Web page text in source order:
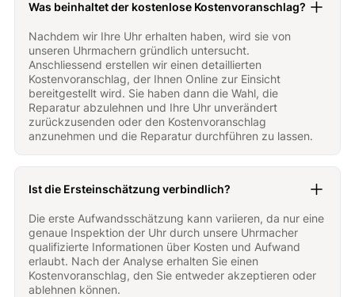
Was beinhaltet der kostenlose Kostenvoranschlag?
Nachdem wir Ihre Uhr erhalten haben, wird sie von
unseren Uhrmachern gründlich untersucht.
Anschliessend erstellen wir einen detaillierten
Kostenvoranschlag, der Ihnen Online zur Einsicht
bereitgestellt wird. Sie haben dann die Wahl, die
Reparatur abzulehnen und Ihre Uhr unverändert
zurückzusenden oder den Kostenvoranschlag
anzunehmen und die Reparatur durchführen zu lassen.
Ist die Ersteinschätzung verbindlich?
Die erste Aufwandsschätzung kann variieren, da nur eine
genaue Inspektion der Uhr durch unsere Uhrmacher
qualifizierte Informationen über Kosten und Aufwand
erlaubt. Nach der Analyse erhalten Sie einen
Kostenvoranschlag, den Sie entweder akzeptieren oder
ablehnen können.